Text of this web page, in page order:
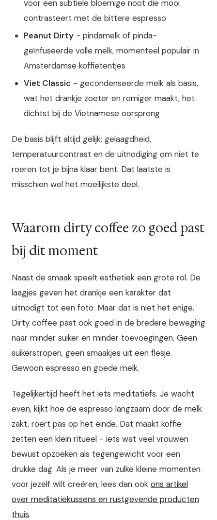
voor een subtiele bloemige noot die mooi
contrasteert met de bittere espresso
Peanut Dirty - pindamelk of pinda-
geïnfuseerde volle melk, momenteel populair in
Amsterdamse koffietentjes
Viet Classic - gecondenseerde melk als basis,
wat het drankje zoeter en romiger maakt, het
dichtst bij de Vietnamese oorsprong
De basis blijft altijd gelijk: gelaagdheid,
temperatuurcontrast en de uitnodiging om niet te
roeren tot je bijna klaar bent. Dat laatste is
misschien wel het moeilijkste deel.
Waarom dirty coffee zo goed past
bij dit moment
Naast de smaak speelt esthetiek een grote rol. De
laagjes geven het drankje een karakter dat
uitnodigt tot een foto. Maar dat is niet het enige.
Dirty coffee past ook goed in de bredere beweging
naar minder suiker en minder toevoegingen. Geen
suikerstropen, geen smaakjes uit een flesje.
Gewoon espresso en goede melk.
Tegelijkertijd heeft het iets meditatiefs. Je wacht
even, kijkt hoe de espresso langzaam door de melk
zakt, roert pas op het einde. Dat maakt koffie
zetten een klein ritueel - iets wat veel vrouwen
bewust opzoeken als tegengewicht voor een
drukke dag. Als je meer van zulke kleine momenten
voor jezelf wilt creëren, lees dan ook ons artikel
over meditatiekussens en rustgevende producten
thuis.